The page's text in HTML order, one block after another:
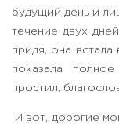
будущий день и
течение двух
придя, она
показала
простил,
И вот, дорогие